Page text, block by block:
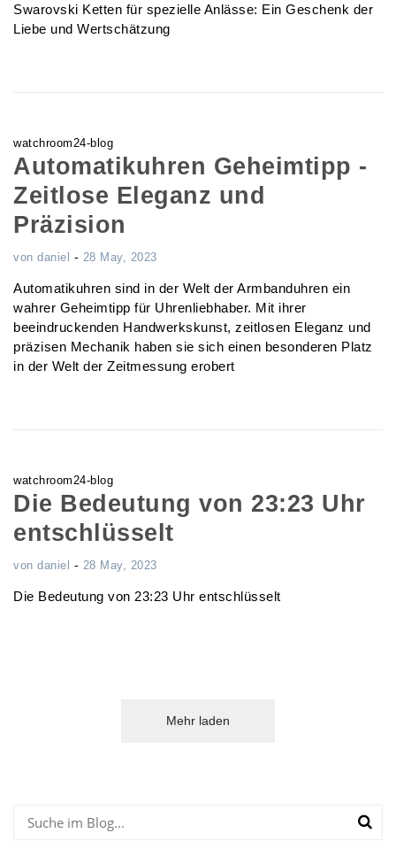
Swarovski Ketten für spezielle Anlässe: Ein Geschenk der
Liebe und Wertschätzung
watchroom24-blog
Automatikuhren Geheimtipp -
Zeitlose Eleganz und
Präzision
von daniel - 28 May, 2023
Automatikuhren sind in der Welt der Armbanduhren ein
wahrer Geheimtipp für Uhrenliebhaber. Mit ihrer
beeindruckenden Handwerkskunst, zeitlosen Eleganz und
präzisen Mechanik haben sie sich einen besonderen Platz
in der Welt der Zeitmessung erobert
watchroom24-blog
Die Bedeutung von 23:23 Uhr
entschlüsselt
von daniel - 28 May, 2023
Die Bedeutung von 23:23 Uhr entschlüsselt
Mehr laden